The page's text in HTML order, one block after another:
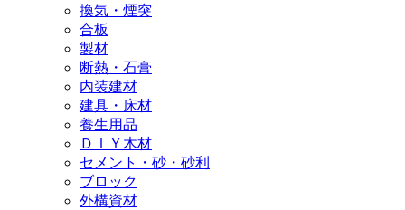
換気・煙突
合板
製材
断熱・石膏
内装建材
建具・床材
養生用品
ＤＩＹ木材
セメント・砂・砂利
ブロック
外構資材